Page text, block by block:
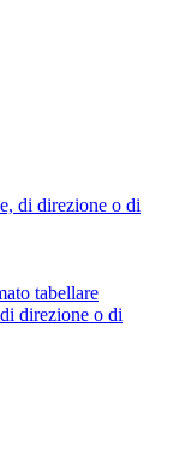
di direzione o di
tabellare
direzione o di